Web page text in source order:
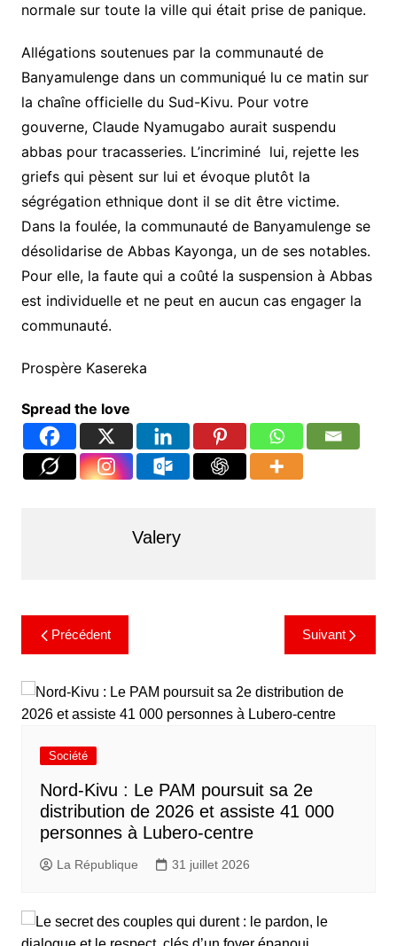
normale sur toute la ville qui était prise de panique.
Allégations soutenues par la communauté de
Banyamulenge dans un communiqué lu ce matin sur
la chaîne officielle du Sud-Kivu. Pour votre
gouverne, Claude Nyamugabo aurait suspendu
abbas pour tracasseries. L’incriminé lui, rejette les
griefs qui pèsent sur lui et évoque plutôt la
ségrégation ethnique dont il se dit être victime.
Dans la foulée, la communauté de Banyamulenge se
désolidarise de Abbas Kayonga, un de ses notables.
Pour elle, la faute qui a coûté la suspension à Abbas
est individuelle et ne peut en aucun cas engager la
communauté.
Prospère Kasereka
Spread the love
Valery
Précédent Suivant
Société
Nord-Kivu : Le PAM poursuit sa 2e
distribution de 2026 et assiste 41 000
personnes à Lubero-centre
La République 31 juillet 2026